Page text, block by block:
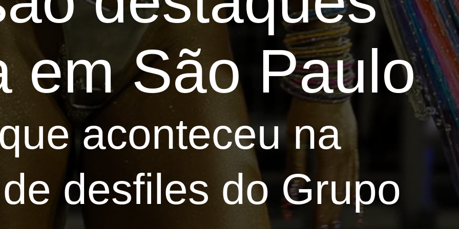
em São Paulo
aconteceu na
desfiles do Grupo